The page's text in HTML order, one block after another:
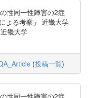
性同一性障害の2症
よる考察」 近畿大学
畿大学
(投稿一覧)
性同一性障害の2症